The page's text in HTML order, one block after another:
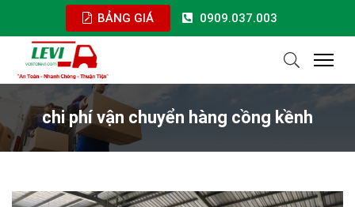
BẢNG GIÁ 0909.037.003
chi phí vận chuyển hàng cồng kềnh